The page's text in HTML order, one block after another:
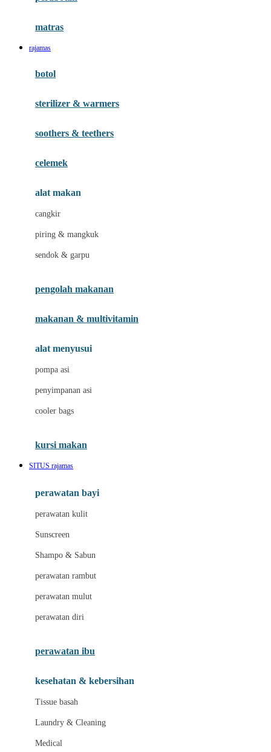
Hauck
Hybrid
I
Inlacta DHA
Ivenet
Joolz
Leclerc
Lee Vierra
Lillebaby
Little Bird Told Me
Little Miss Janis
London Taxi
Love To Dream
M
Magformers
Mamaway
Maxi Cosi
Megabloks
Micro
matras
rajamas
botol
sterilizer & warmers
soothers & teethers
celemek
alat makan
cangkir
piring & mangkuk
sendok & garpu
pengolah makanan
makanan & multivitamin
alat menyusui
pompa asi
penyimpanan asi
cooler bags
kursi makan
SITUS rajamas
perawatan bayi
perawatan kulit
Sunscreen
Shampo & Sabun
perawatan rambut
perawatan mulut
perawatan diri
perawatan ibu
kesehatan & kebersihan
Tissue basah
Laundry & Cleaning
Medical